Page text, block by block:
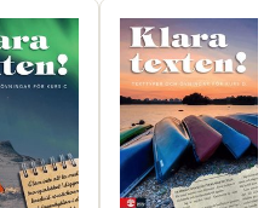
bland annat essäer,
analyser
Till grammatikavsnittet i